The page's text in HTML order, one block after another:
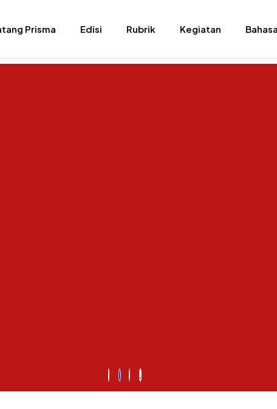
Prisma Edisi Rubrik Kegiatan Bahasa